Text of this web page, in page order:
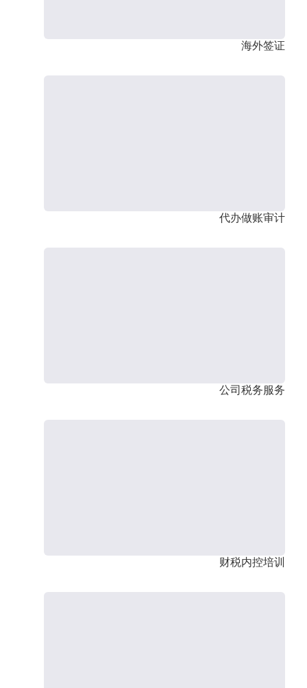
海外签证
代办做账审计
公司税务服务
财税内控培训